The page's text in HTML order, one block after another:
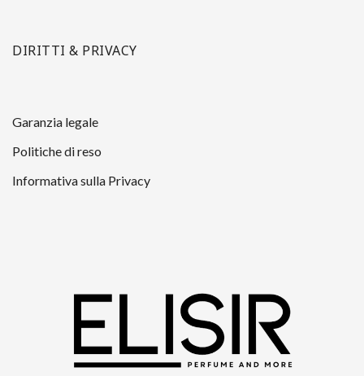
DIRITTI & PRIVACY
Garanzia legale
Politiche di reso
Informativa sulla Privacy